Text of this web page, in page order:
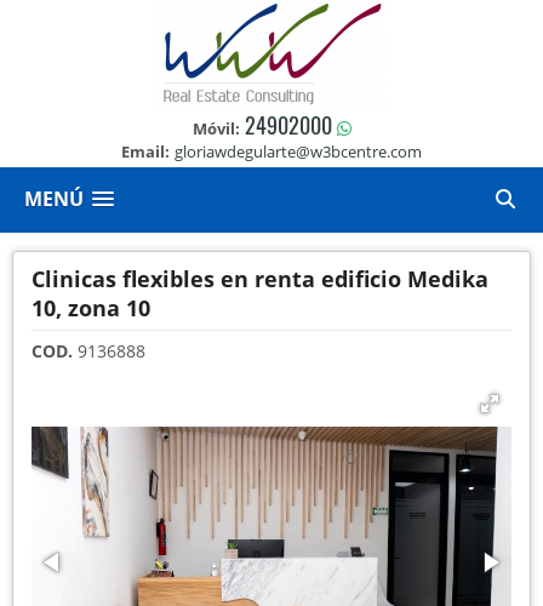
Móvil: 24902000
Email: gloriawdegularte@w3bcentre.com
MENÚ
Clinicas flexibles en renta edificio Medika
10, zona 10
COD. 9136888